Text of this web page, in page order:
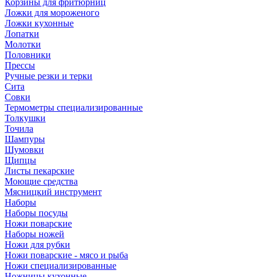
Корзины для фритюрниц
Ложки для мороженого
Ложки кухонные
Лопатки
Молотки
Половники
Прессы
Ручные резки и терки
Сита
Совки
Термометры специализированные
Толкушки
Точила
Шампуры
Шумовки
Щипцы
Листы пекарские
Моющие средства
Мясницкий инструмент
Наборы
Наборы посуды
Ножи поварские
Наборы ножей
Ножи для рубки
Ножи поварские - мясо и рыба
Ножи специализированные